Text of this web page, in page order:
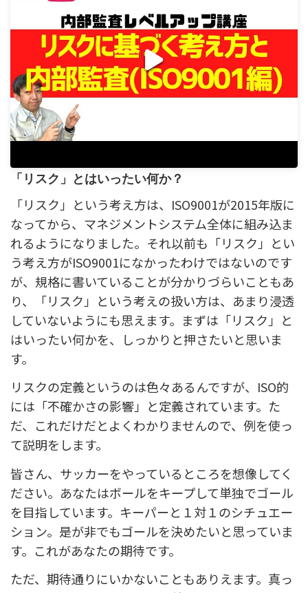
「リスク」とはいったい何か？
「リスク」という考え方は、ISO9001が2015年版に
なってから、マネジメントシステム全体に組み込ま
れるようになりました。それ以前も「リスク」とい
う考え方がISO9001になかったわけではないのです
が、規格に書いていることが分かりづらいこともあ
り、「リスク」という考えの扱い方は、あまり浸透
していないようにも思えます。まずは「リスク」と
はいったい何かを、しっかりと押さたいと思いま
す。
リスクの定義というのは色々あるんですが、ISO的
には 「不確かさの影響」 と定義されています。た
だ、これだけだとよくわかりませんので、例を使っ
て説明をします。
皆さん、サッカーをやっているところを想像してく
ださい。あなたはボールをキープして単独でゴール
を目指しています。キーパーと１対１のシチュエー
ション。是が非でもゴールを決めたいと思っていま
す。これがあなたの期待です。
ただ、期待通りにいかないこともありえます。真っ